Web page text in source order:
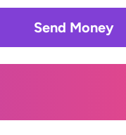
Send Money